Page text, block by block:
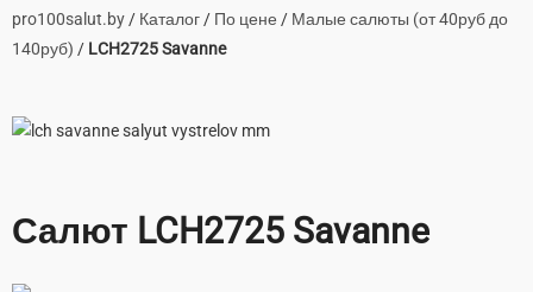
pro100salut.by / Каталог / По цене / Малые салюты (от 40руб до
140руб) / LCH2725 Savanne
Салют LCH2725 Savanne